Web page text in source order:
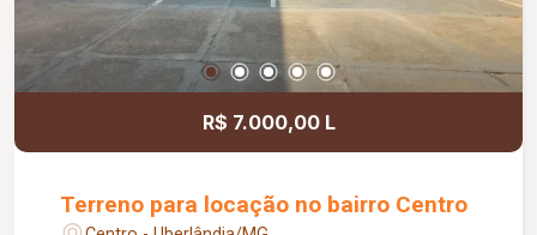
R$ 7.000,00 L
Terreno para locação no bairro Centro